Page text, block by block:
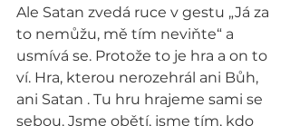
Ale Satan zvedá ruce v gestu „Já za
to nemůžu, mě tím neviňte“ a
usmívá se. Protože to je hra a on to
ví. Hra, kterou nerozehrál ani Bůh,
ani Satan . Tu hru hrajeme sami se
sebou. Jsme obětí, jsme tím, kdo